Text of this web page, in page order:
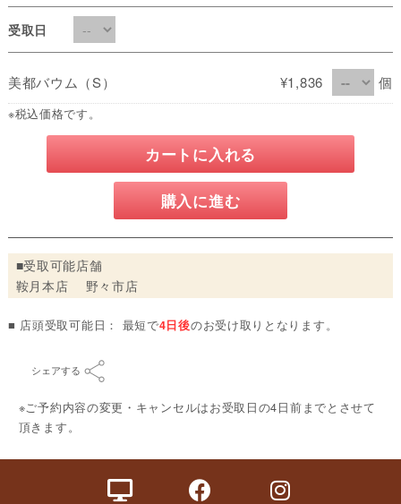
受取日
美都バウム（S） ¥1,836 個
※税込価格です。
カートに入れる
購入に進む
■受取可能店舗
鞍月本店 野々市店
■ 店頭受取可能日： 最短で4日後のお受け取りとなります。
シェアする
※ご予約内容の変更・キャンセルはお受取日の4日前までとさせて
頂きます。